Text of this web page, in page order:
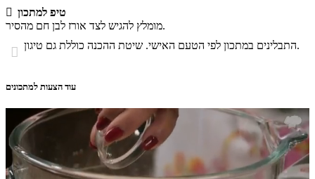
 טיפ למתכון
מומלץ להגיש לצד אורז לבן חם מהסיר.
 התבלינים במתכון לפי הטעם האישי. שיטת ההכנה כוללת גם טיגון.
עוד הצעות למתכונים